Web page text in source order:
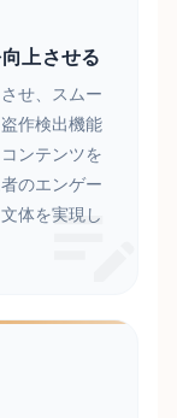
上させる
せ、スムー
作検出機能
ンテンツを
のエンゲー
体を実現し